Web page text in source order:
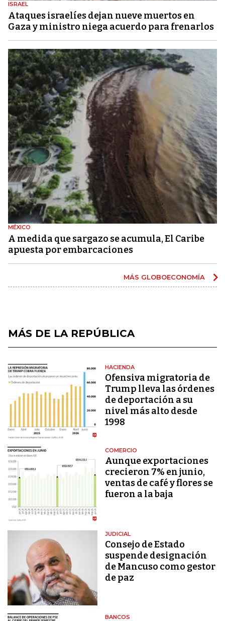
ISRAEL
Ataques israelíes dejan nueve muertos en
Gaza y ministro niega acuerdo para frenarlos
MÉXICO
A medida que sargazo se acumula, El Caribe
apuesta por embarcaciones
MÁS GLOBOECONOMÍA
MÁS DE LA REPÚBLICA
HACIENDA
Ofensiva migratoria de
Trump lleva las órdenes
de deportación a su
nivel más alto desde
1998
COMERCIO
Aunque exportaciones
crecieron 7% en junio,
ventas de café y flores se
fueron a la baja
JUDICIAL
Consejo de Estado
suspende designación
de Mancuso como gestor
de paz
BANCOS